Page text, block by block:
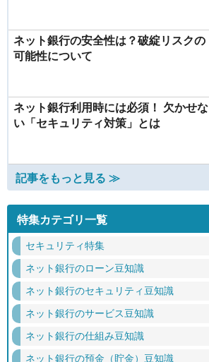
ネット銀行の安全性は？破綻リスクの
可能性について
ネット銀行利用時には必須！ 欠かせな
い「セキュリティ対策」とは
記事をもっと見る ≫
特集カテゴリ一覧
セキュリティ特集
ネット銀行のローン豆知識
ネット銀行のセキュリティ豆知識
ネット銀行のサービス豆知識
ネット銀行の仕組み豆知識
ネット銀行の預金（貯金）豆知識